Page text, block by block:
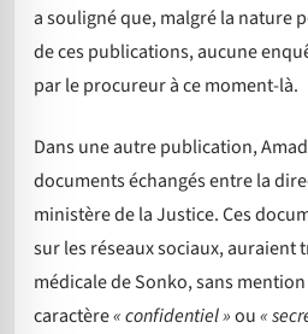
a souligné que, malgré la nature
de ces publications, aucune
par le procureur à ce moment-là.
Dans une autre publication,
documents échangés entre la
ministère de la Justice. Ces
sur les réseaux sociaux, auraient
médicale de Sonko, sans
caractère« confidentiel »ou«